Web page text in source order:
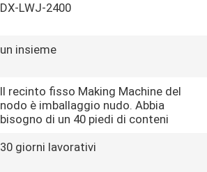
DX-LWJ-2400
un insieme
Il recinto fisso Making Machine del
nodo è imballaggio nudo. Abbia
bisogno di un 40 piedi di conteni
30 giorni lavorativi